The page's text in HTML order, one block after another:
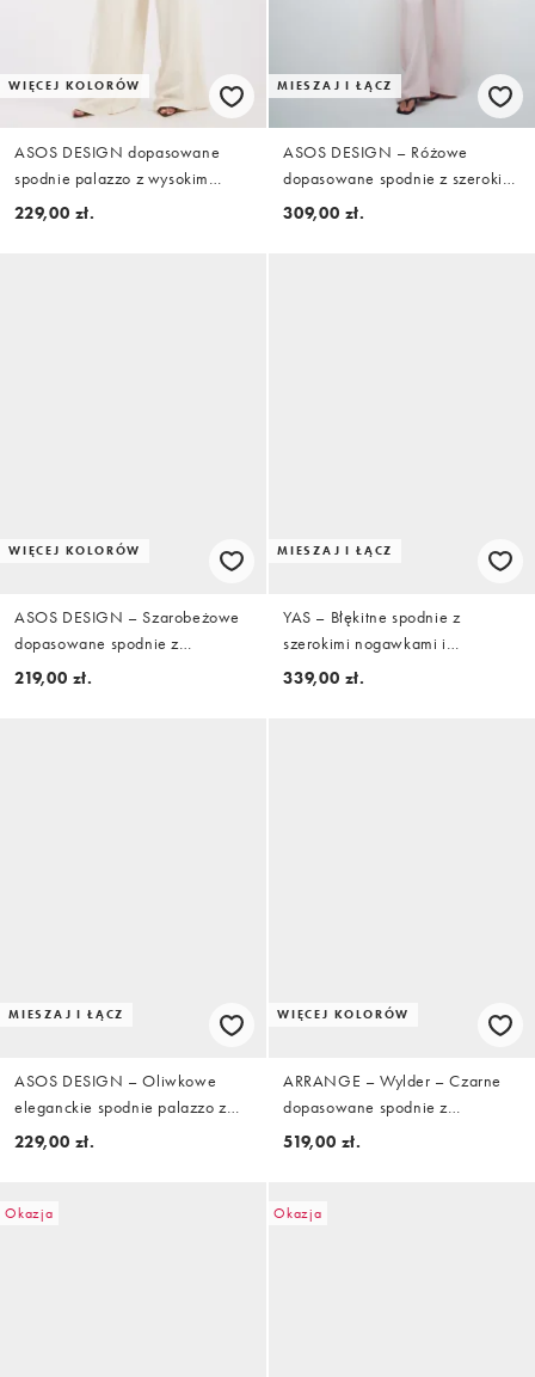
WIĘCEJ KOLORÓW
ASOS DESIGN dopasowane
spodnie palazzo z wysokim
stanem i detalem gorsetowym,
229,00 zł.
MIESZAJ I ŁĄCZ
ASOS DESIGN – Różowe
dopasowane spodnie z szerokimi
nogawkami i talią
309,00 zł.
WIĘCEJ KOLORÓW
ASOS DESIGN – Szarobeżowe
dopasowane spodnie z
bawełnianej satyny z
219,00 zł.
MIESZAJ I ŁĄCZ
YAS – Błękitne spodnie z
szerokimi nogawkami i
podwyższonym stanem, część
339,00 zł.
MIESZAJ I ŁĄCZ
ASOS DESIGN – Oliwkowe
eleganckie spodnie palazzo z
wysokim stanem i gorsetowym
229,00 zł.
WIĘCEJ KOLORÓW
ARRANGE – Wylder – Czarne
dopasowane spodnie z
podwyższonym stanem i
519,00 zł.
Okazja Okazja